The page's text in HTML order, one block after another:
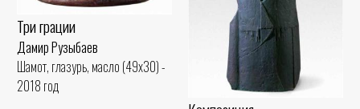
Три грации
Дамир Рузыбаев
Шамот, глазурь, масло (49x30) -
2018 год